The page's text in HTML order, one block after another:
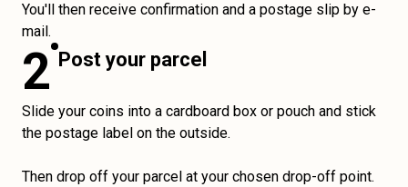
You'll then receive confirmation and a postage slip by e-
mail.
2 Post your parcel
Slide your coins into a cardboard box or pouch and stick
the postage label on the outside.
Then drop off your parcel at your chosen drop-off point.